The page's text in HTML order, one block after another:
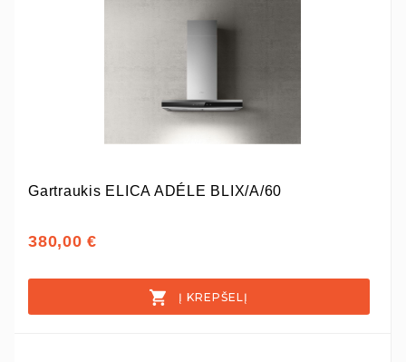
Gartraukis ELICA ADÉLE BLIX/A/60
380,00 €
Į KREPŠELĮ